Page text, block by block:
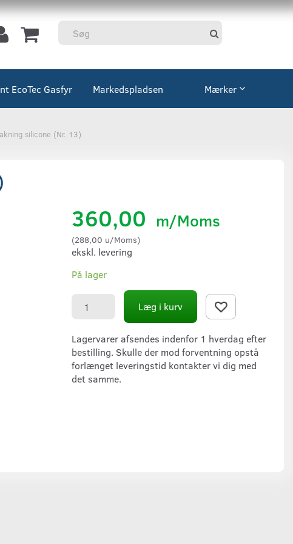
EcoTec Gasfyr Markedspladsen Mærker
silicone (Nr. 13)
360,00 m/Moms
(288,00 u/Moms)
ekskl. levering
På lager
Læg i kurv
Lagervarer afsendes indenfor 1 hverdag efter
bestilling. Skulle der mod forventning opstå
forlænget leveringstid kontakter vi dig med
det samme.